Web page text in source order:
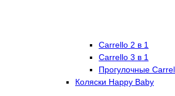
Carrello 2 в 1
Carrello 3 в 1
Прогулочные
Коляски Happy Baby